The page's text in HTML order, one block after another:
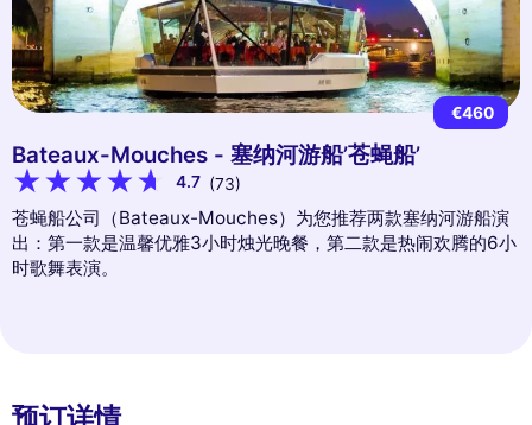
€460
Bateaux-Mouches - 塞纳河游船’苍蝇船’
4.7 (73)
苍蝇船公司（Bateaux-Mouches）为您推荐两款塞纳河游船演
出：第一款是温馨优雅3小时烛光晚餐，第二款是热闹欢腾的6小
时歌舞表演。
预订详情